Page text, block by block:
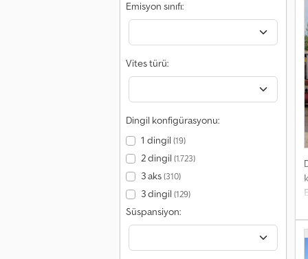
Emisyon sınıfı:
Vites türü:
Dingil konfigürasyonu:
1 dingil (19)
2 dingil (1.723)
3 aks(310)
3 dingil (129)
Süspansiyon: